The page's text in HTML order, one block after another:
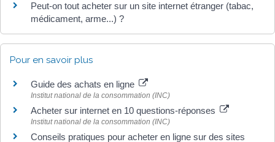
Peut-on tout acheter sur un site internet étranger (tabac,
médicament, arme...) ?
Pour en savoir plus
Guide des achats en ligne
Institut national de la consommation (INC)
Acheter sur internet en 10 questions-réponses
Institut national de la consommation (INC)
Conseils pratiques pour acheter en ligne sur des sites